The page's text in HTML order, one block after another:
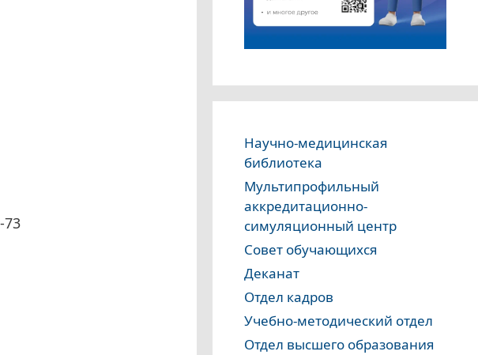
73
Научно-медицинская
библиотека
Мультипрофильный
аккредитационно-
симуляционный центр
Совет обучающихся
Деканат
Отдел кадров
Учебно-методический отдел
Отдел высшего образования